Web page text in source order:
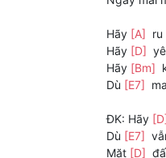
Hãy [A] ru
Hãy [D]
Hãy [Bm]
Dù [E7]
ĐK: Hãy
Dù [E7]
Mặt [D]